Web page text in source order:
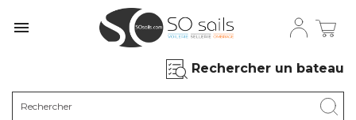

Rechercher un bateau